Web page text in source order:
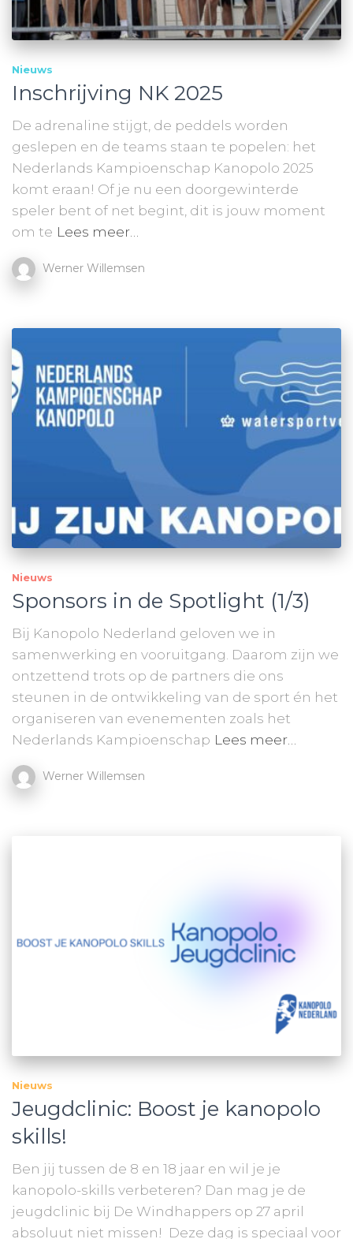
Nieuws
Inschrijving NK 2025
De adrenaline stijgt, de peddels worden
geslepen en de teams staan te popelen: het
Nederlands Kampioenschap Kanopolo 2025
komt eraan! Of je nu een doorgewinterde
speler bent of net begint, dit is jouw moment
om te Lees meer…
Werner Willemsen
Nieuws
Sponsors in de Spotlight (1/3)
Bij Kanopolo Nederland geloven we in
samenwerking en vooruitgang. Daarom zijn we
ontzettend trots op de partners die ons
steunen in de ontwikkeling van de sport én het
organiseren van evenementen zoals het
Nederlands Kampioenschap Lees meer…
Werner Willemsen
Nieuws
Jeugdclinic: Boost je kanopolo
skills!
Ben jij tussen de 8 en 18 jaar en wil je je
kanopolo-skills verbeteren? Dan mag je de
jeugdclinic bij De Windhappers op 27 april
absoluut niet missen! Deze dag is speciaal voor